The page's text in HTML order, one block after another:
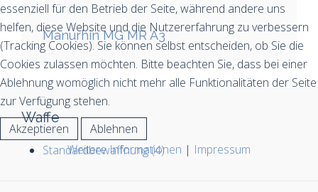
Manurhin MG MR A3
Waffe
Standardbewaffnung (4)
essenziell für den Betrieb der Seite, während andere uns
helfen, diese Website und die Nutzererfahrung zu verbessern
(Tracking Cookies). Sie können selbst entscheiden, ob Sie die
Cookies zulassen möchten. Bitte beachten Sie, dass bei einer
Ablehnung womöglich nicht mehr alle Funktionalitäten der Seite
zur Verfügung stehen.
Akzeptieren
Ablehnen
Weitere Informationen | Impressum